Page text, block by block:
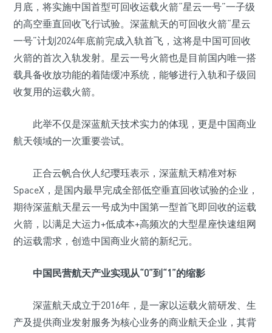
月底，将实施中国首型可回收运载火箭“星云一号”一子级
的高空垂直回收飞行试验。深蓝航天的可回收火箭“星云
一号”计划2024年底前完成入轨首飞，这将是中国可回收
火箭的首次入轨发射。星云一号火箭也是目前国内唯一搭
载具备收放功能的着陆缓冲系统，能够进行入轨和子级回
收复用的运载火箭。
此举不仅是深蓝航天技术实力的体现，更是中国商业
航天领域的一次重要尝试。
正合云帆合伙人纪璎珏表示，深蓝航天精准对标
SpaceX，是国内最早完成全部低空垂直回收试验的企业，
期待深蓝航天星云一号成为中国第一型首飞即回收的运载
火箭，以满足大运力+低成本+高频次的大型星座快速组网
的运载需求，创造中国商业火箭的新纪元。
中国民营航天产业实现从“0”到“1”的缩影
深蓝航天成立于2016年，是一家以运载火箭研发、生
产及提供商业发射服务为核心业务的商业航天企业，其背